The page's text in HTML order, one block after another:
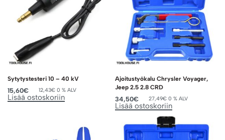
Sytytystesteri 10 – 40 kV
15,60€ 12,43€ 0 % ALV
Lisää ostoskoriin
Ajoitustyökalu Chrysler Voyager,
Jeep 2.5 2.8 CRD
34,50€ 27,49€ 0 % ALV
Lisää ostoskoriin